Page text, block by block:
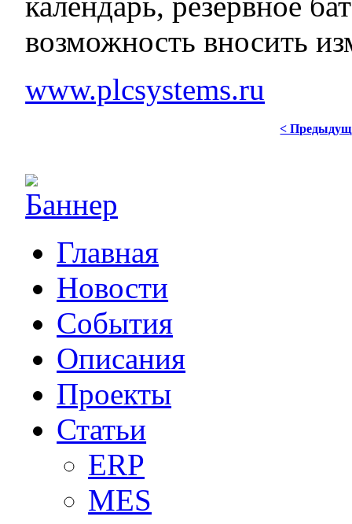
возможность вносить
www.plcsystems.ru
<
Главная
Новости
События
Описания
Проекты
Статьи
ERP
MES